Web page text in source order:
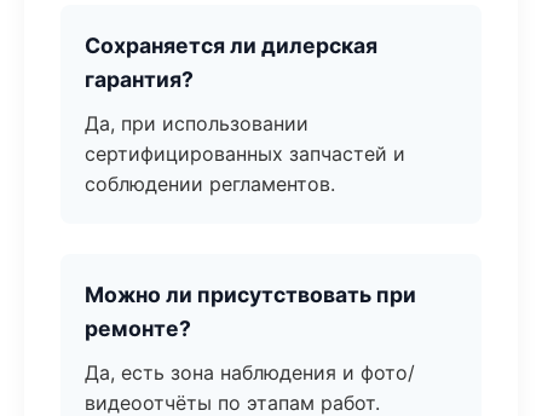
Сохраняется ли дилерская
гарантия?
Да, при использовании
сертифицированных запчастей и
соблюдении регламентов.
Можно ли присутствовать при
ремонте?
Да, есть зона наблюдения и фото/
видеоотчёты по этапам работ.